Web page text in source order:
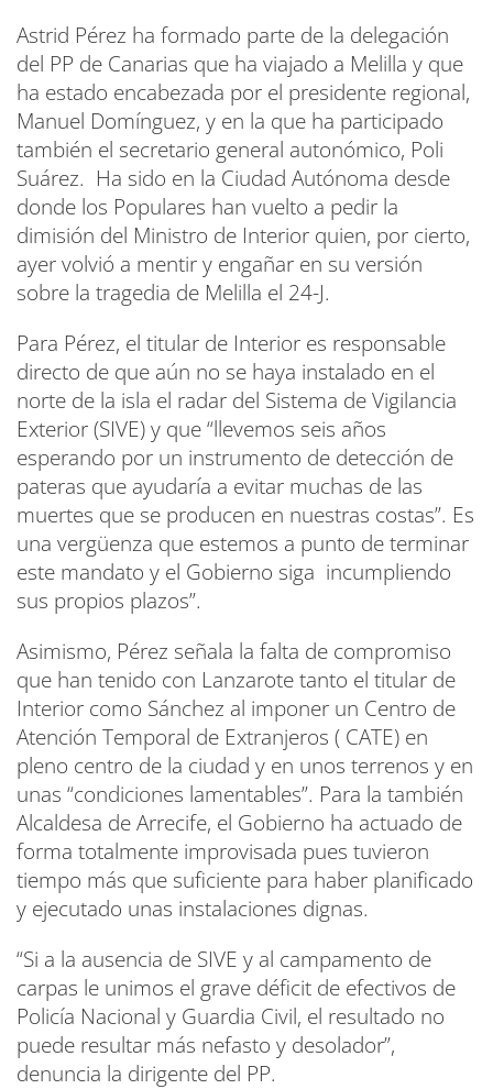
Astrid Pérez ha formado parte de la delegación
del PP de Canarias que ha viajado a Melilla y que
ha estado encabezada por el presidente regional,
Manuel Domínguez, y en la que ha participado
también el secretario general autonómico, Poli
Suárez. Ha sido en la Ciudad Autónoma desde
donde los Populares han vuelto a pedir la
dimisión del Ministro de Interior quien, por cierto,
ayer volvió a mentir y engañar en su versión
sobre la tragedia de Melilla el 24-J.
Para Pérez, el titular de Interior es responsable
directo de que aún no se haya instalado en el
norte de la isla el radar del Sistema de Vigilancia
Exterior (SIVE) y que “llevemos seis años
esperando por un instrumento de detección de
pateras que ayudaría a evitar muchas de las
muertes que se producen en nuestras costas”. Es
una vergüenza que estemos a punto de terminar
este mandato y el Gobierno siga incumpliendo
sus propios plazos”.
Asimismo, Pérez señala la falta de compromiso
que han tenido con Lanzarote tanto el titular de
Interior como Sánchez al imponer un Centro de
Atención Temporal de Extranjeros ( CATE) en
pleno centro de la ciudad y en unos terrenos y en
unas “condiciones lamentables”. Para la también
Alcaldesa de Arrecife, el Gobierno ha actuado de
forma totalmente improvisada pues tuvieron
tiempo más que suficiente para haber planificado
y ejecutado unas instalaciones dignas.
“Si a la ausencia de SIVE y al campamento de
carpas le unimos el grave déficit de efectivos de
Policía Nacional y Guardia Civil, el resultado no
puede resultar más nefasto y desolador”,
denuncia la dirigente del PP.